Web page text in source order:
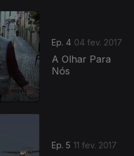
Ep. 4 04 fev. 2017
A Olhar Para
Nós
Ep. 5 11 fev. 2017